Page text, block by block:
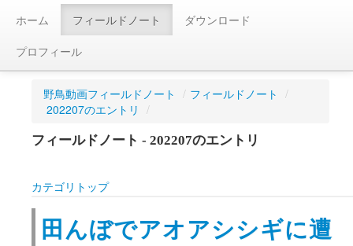
ホーム フィールドノート
ダウンロード
プロフィール
野鳥動画フィールドノート / フィールドノート /
202207のエントリ /
フィールドノート - 202207のエントリ
カテゴリトップ
田んぼでアオアシシギに遭